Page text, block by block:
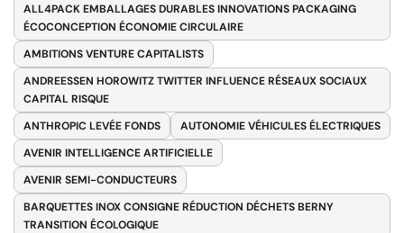
ALL4PACK EMBALLAGES DURABLES INNOVATIONS PACKAGING
ÉCOCONCEPTION ÉCONOMIE CIRCULAIRE
AMBITIONS VENTURE CAPITALISTS
ANDREESSEN HOROWITZ TWITTER INFLUENCE RÉSEAUX SOCIAUX
CAPITAL RISQUE
ANTHROPIC LEVÉE FONDS
AUTONOMIE VÉHICULES ÉLECTRIQUES
AVENIR INTELLIGENCE ARTIFICIELLE
AVENIR SEMI-CONDUCTEURS
BARQUETTES INOX CONSIGNE RÉDUCTION DÉCHETS BERNY
TRANSITION ÉCOLOGIQUE